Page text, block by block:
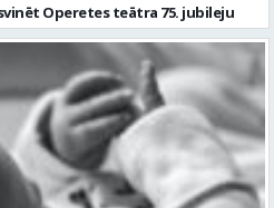
Operetes teātra 75. jubileju